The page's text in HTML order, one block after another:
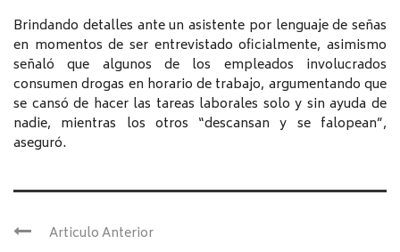
Brindando detalles ante un asistente por lenguaje de señas
en momentos de ser entrevistado oficialmente, asimismo
señaló que algunos de los empleados involucrados
consumen drogas en horario de trabajo, argumentando que
se cansó de hacer las tareas laborales solo y sin ayuda de
nadie, mientras los otros “descansan y se falopean”,
aseguró.
Articulo Anterior